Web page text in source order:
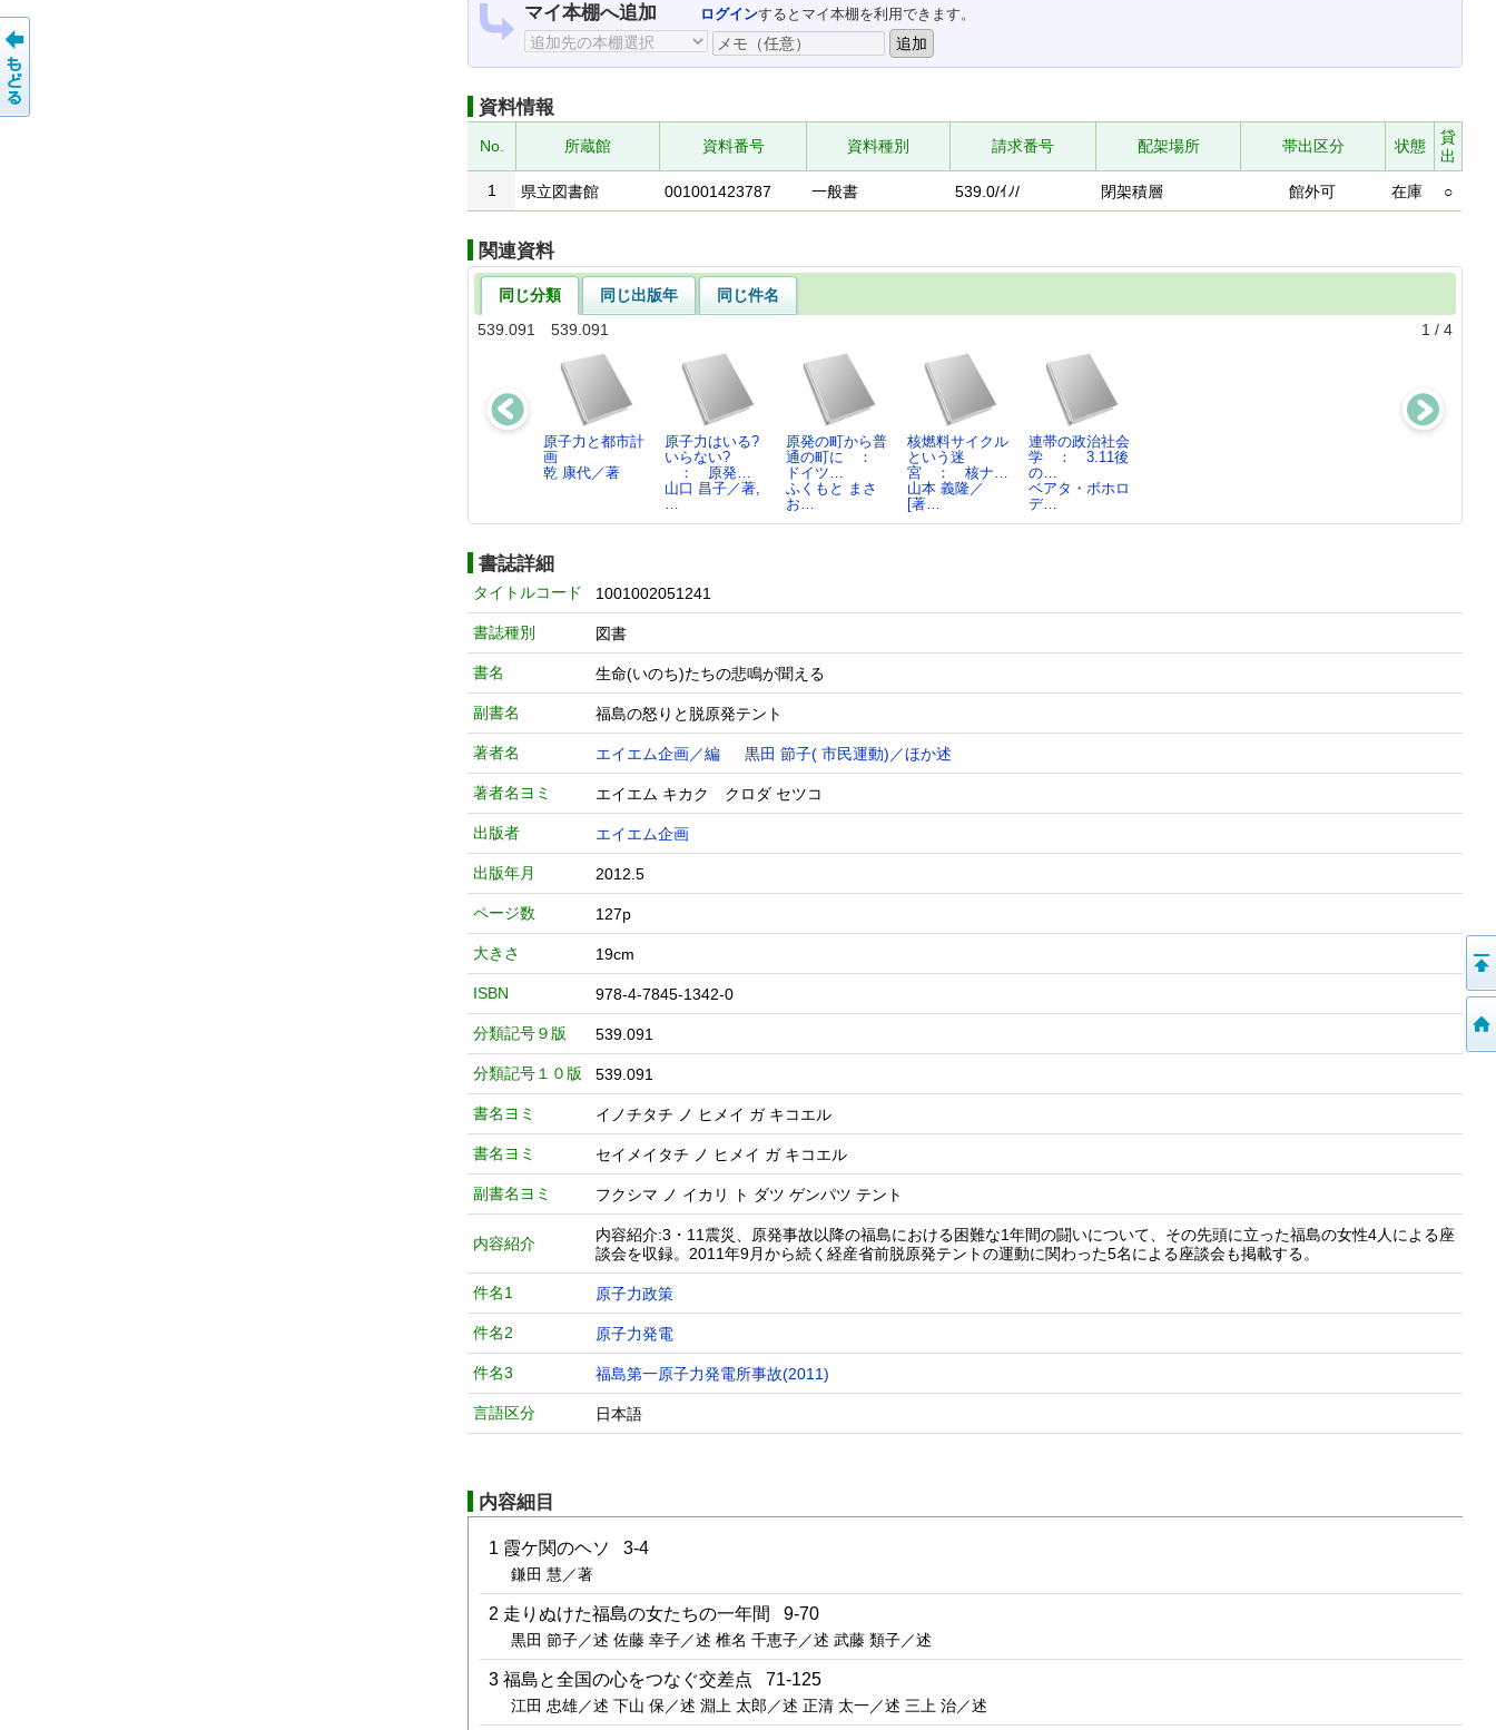
マイ本棚へ追加 ログインするとマイ本棚を利用できます。
資料情報
No. 所蔵館 資料番号 資料種別 請求番号 配架場所 帯出区分 状態
貸
出
1
県立図書館 001001423787 一般書 539.0/ｲﾉ/ 閉架積層 館外可 在庫 ○
関連資料
同じ分類 同じ出版年
同じ件名
539.091 539.091
1 / 4
原子力と都市計
画
乾 康代／著
原子力はいる?
いらない?
： 原発…
山口 昌子／著,
…
原発の町から普
通の町に ：
ドイツ…
ふくもと まさ
お…
核燃料サイクル
という迷
宮 ： 核ナ…
山本 義隆／
[著…
連帯の政治社会
学 ： 3.11後
の…
ベアタ・ボホロ
デ…
書誌詳細
タイトルコード 1001002051241
書誌種別 図書
書名 生命(いのち)たちの悲鳴が聞える
副書名 福島の怒りと脱原発テント
著者名 エイエム企画／編 黒田 節子( 市民運動)／ほか述
著者名ヨミ エイエム キカク クロダ セツコ
出版者 エイエム企画
出版年月 2012.5
ページ数 127p
大きさ 19cm
ISBN 978-4-7845-1342-0
分類記号９版 539.091
分類記号１０版 539.091
書名ヨミ イノチタチ ノ ヒメイ ガ キコエル
書名ヨミ セイメイタチ ノ ヒメイ ガ キコエル
副書名ヨミ フクシマ ノ イカリ ト ダツ ゲンパツ テント
内容紹介
内容紹介:3・11震災、原発事故以降の福島における困難な1年間の闘いについて、その先頭に立った福島の女性4人による座
談会を収録。2011年9月から続く経産省前脱原発テントの運動に関わった5名による座談会も掲載する。
件名1 原子力政策
件名2 原子力発電
件名3 福島第一原子力発電所事故(2011)
言語区分 日本語
内容細目
1 霞ケ関のヘソ 3-4
鎌田 慧／著
2 走りぬけた福島の女たちの一年間 9-70
黒田 節子／述 佐藤 幸子／述 椎名 千恵子／述 武藤 類子／述
3 福島と全国の心をつなぐ交差点 71-125
江田 忠雄／述 下山 保／述 淵上 太郎／述 正清 太一／述 三上 治／述